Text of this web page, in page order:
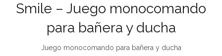
Smile – Juego monocomando
para bañera y ducha
Juego monocomando para bañera y ducha